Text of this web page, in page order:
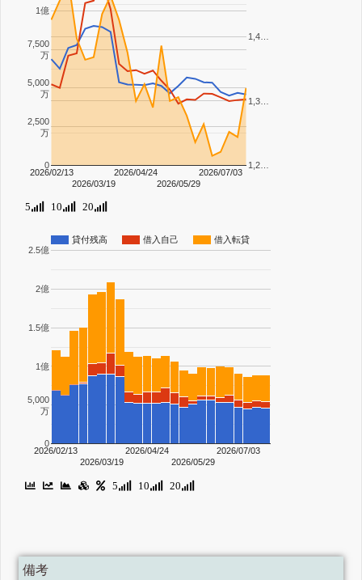
2026/02/13
2026/03/19
2026/04/24
2026/05/29
2026/07/03
0
2,500
万
5,000
万
7,500
万
1億
1,2…
1,3…
1,4…
5 10 20
貸付残高 借入自己 借入転貸
2026/02/13
2026/03/19
2026/04/24
2026/05/29
2026/07/03
0
5,000
万
1億
1.5億
2億
2.5億
5 10 20
備考